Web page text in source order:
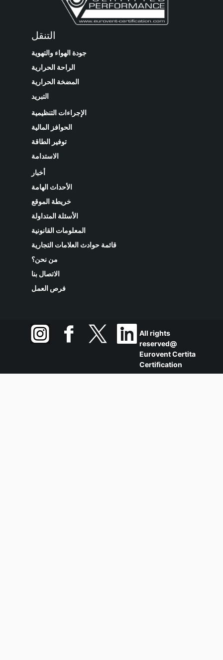
التنقل
جودة الهواء والتهوية
الراحة الحرارية
المضخة الحرارية
الإجراءات التنظيمية
الحوافز المالية
توفير الطاقة
الاستدامة
الأحداث الهامة
خريطة الموقع
الأسئلة المتداولة
المعلومات القانونية
قائمة حوادث العلامات التجارية
من نحن؟
الاتصال بنا
فرص العمل
All rights
reserved@
Eurovent Certita
Certification